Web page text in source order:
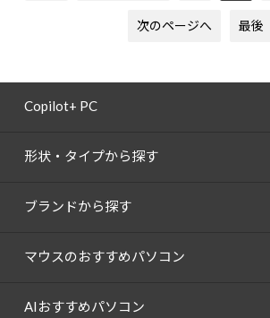
次のページへ 最後
Copilot+ PC
形状・タイプから探す
ブランドから探す
マウスのおすすめパソコン
AIおすすめパソコン